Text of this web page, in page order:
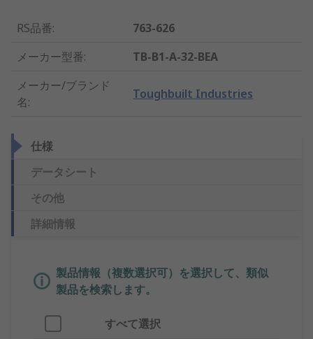
RS品番:
763-626
メーカー型番:
TB-B1-A-32-BEA
メーカー/ブランド
名:
Toughbuilt Industries
仕様
データシート
その他
詳細情報
製品情報（複数選択可）を選択して、類似
製品を検索します。
すべて選択